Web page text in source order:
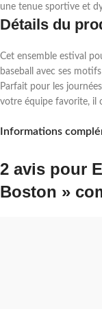
une tenue sportive et
Détails du
Cet ensemble estival
baseball avec ses
Parfait pour les
votre équipe favorite, il
Informations
2 avis pour
Boston »